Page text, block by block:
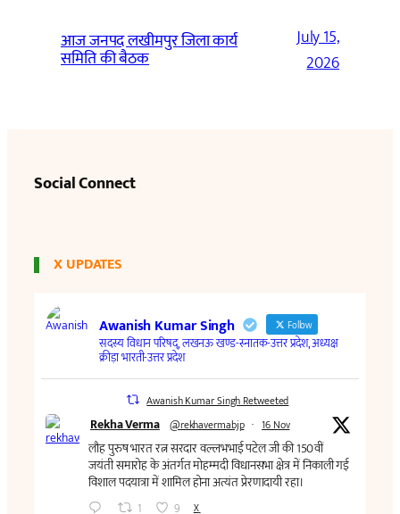
आज जनपद लखीमपुर जिला कार्य
समिति की बैठक
July 15,
2026
Social Connect
X UPDATES